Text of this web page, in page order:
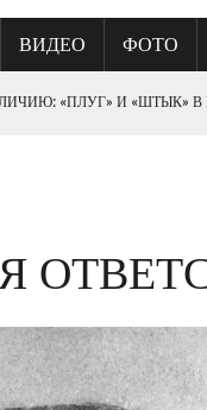
ВИДЕО ФОТО
«ПЛУГ» И «ШТЫК»
НИКОЛАЯ I
РУКАМИ ЗЕЛЕНСКОГО
ИСКУССТВО
СТРАТЕГИЧЕСКОЙ